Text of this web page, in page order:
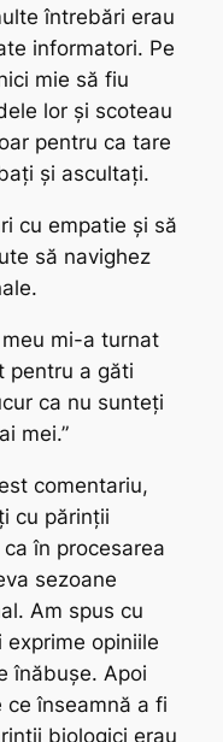
întrebări erau
informatori. Pe
mie să fiu
lor și scoteau
pentru ca tare
și ascultați.
cu empatie și să
să navighez
mi-a turnat
pentru a găti
ca nu sunteți
mei.”
comentariu,
cu părinții
în procesarea
sezoane
Am spus cu
opiniile
înăbușe. Apoi
înseamnă a fi
biologici erau